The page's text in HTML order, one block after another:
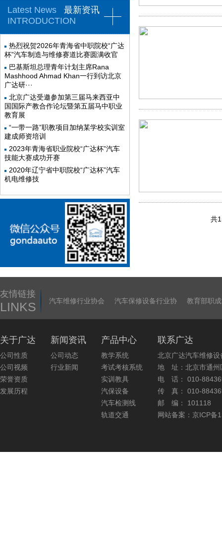
Latest News
最新资讯
INTRODUCTION
热烈祝贺2026年青海省中职院校“广达
杯”汽车制造与维修赛道比赛圆满收官
巴基斯坦总理青年计划主席Rana
Mashhood Ahmad Khan一行到访北京
广达研···
北京广达受邀参加第三届马来西亚中
国国际产教合作论坛暨第五届马中职业
教育展
“一带一路”职教项目加纳某学校实训室
建成师资培训
2023年青海省职业院校“广达杯”汽车
技能大赛成功开赛
2020年辽宁省中职院校“广达杯”汽车
机电维修技
共
友情链接
LINKS 汽车维修行业协会 汽车保修设备行业协 教育部职
关于广达
公司性质
公司视频
荣誉资质
发展历程
新闻资讯
公司动态
行业新闻
产品中心
教学系统
考试考核系统
实训教具
汽保设备
汽车检测线
轨道交通
联系广达
北京广达汽车维修设
地 址：北京市通
电 话： 010-
传 真： 010-
邮 编： 101118
网站备案：京ICP备